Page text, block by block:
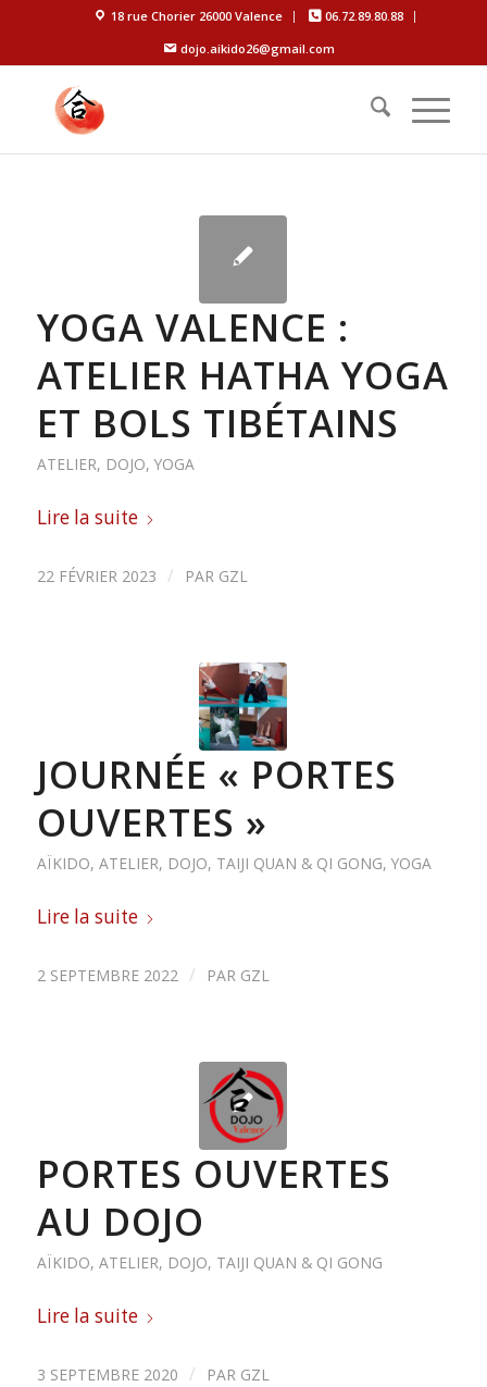
18 rue Chorier 26000 Valence
06.72.89.80.88
dojo.aikido26@gmail.com
YOGA VALENCE :
ATELIER HATHA YOGA
ET BOLS TIBÉTAINS
ATELIER, DOJO, YOGA
Lire la suite
22 FÉVRIER 2023 / PAR GZL
JOURNÉE « PORTES
OUVERTES »
AÏKIDO, ATELIER, DOJO, TAIJI QUAN & QI GONG, YOGA
Lire la suite
2 SEPTEMBRE 2022 / PAR GZL
PORTES OUVERTES
AU DOJO
AÏKIDO, ATELIER, DOJO, TAIJI QUAN & QI GONG
Lire la suite
3 SEPTEMBRE 2020 / PAR GZL